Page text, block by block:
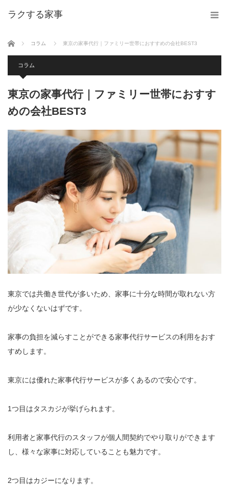
ラクする家事
ホーム コラム 東京の家事代行｜ファミリー世帯におすすめの会社BEST3
コラム
東京の家事代行｜ファミリー世帯におすす
めの会社BEST3
東京では共働き世代が多いため、家事に十分な時間が取れない方
が少なくないはずです。
家事の負担を減らすことができる家事代行サービスの利用をおす
すめします。
東京には優れた家事代行サービスが多くあるので安心です。
1つ目はタスカジが挙げられます。
利用者と家事代行のスタッフが個人間契約でやり取りができます
し、様々な家事に対応していることも魅力です。
2つ目はカジーになります。